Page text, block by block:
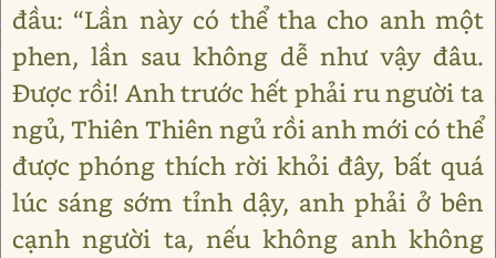
đầu: “Lần này có thể tha cho anh một
phen, lần sau không dễ như vậy đâu.
Được rồi! Anh trước hết phải ru người ta
ngủ, Thiên Thiên ngủ rồi anh mới có thể
được phóng thích rời khỏi đây, bất quá
lúc sáng sớm tỉnh dậy, anh phải ở bên
cạnh người ta, nếu không anh không